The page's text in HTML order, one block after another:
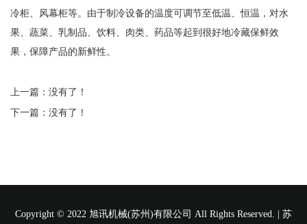
冷柜、风幕柜等。由于制冷设备的温度可调节至低温、恒温，对水
果、蔬菜、乳制品、饮料、肉类、药品等起到很好地冷藏保鲜效
果，保障产品的新鲜性。
上一篇：没有了！
下一篇：没有了！
Copyright © 2022 旭讯机械(苏州)有限公司 All Rights Reserved. | 苏